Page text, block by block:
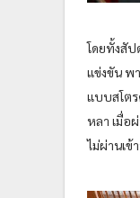
โดยทั้งสัป
แข่งขัน พ
แบบสโต
หลา เมื่อ
ไม่ผ่านเข้